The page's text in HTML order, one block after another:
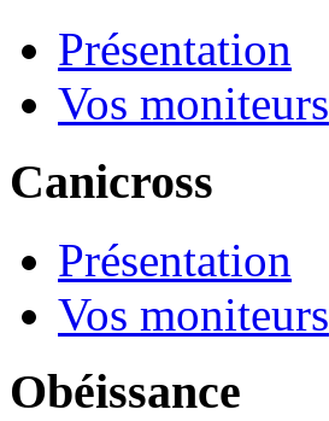
Présentation
Vos moniteurs
Canicross
Présentation
Vos moniteurs
Obéissance